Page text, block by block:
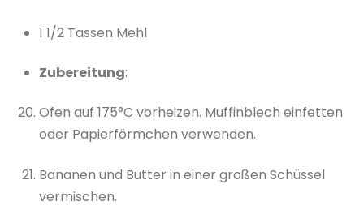
1 1/2 Tassen Mehl
Zubereitung:
Ofen auf 175°C vorheizen. Muffinblech einfetten
oder Papierförmchen verwenden.
Bananen und Butter in einer großen Schüssel
vermischen.